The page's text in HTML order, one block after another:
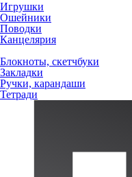
Игрушки
Ошейники
Поводки
Канцелярия
Блокноты, скетчбуки
Закладки
Ручки, карандаши
Тетради